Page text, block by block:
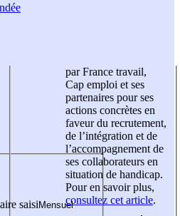
saisi
par France travail,
Cap emploi et ses
partenaires pour ses
actions concrètes en
faveur du recrutement,
de l’intégration et de
l’accompagnement de
ses collaborateurs en
situation de handicap.
Pour en savoir plus,
consultez cet article.